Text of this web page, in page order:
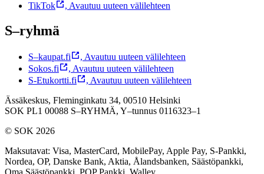
TikTok
, Avautuu uuteen välilehteen
S–ryhmä
S–kaupat.fi , Avautuu uuteen välilehteen
Sokos.fi
, Avautuu uuteen välilehteen
S-Etukortti.fi
, Avautuu uuteen välilehteen
Ässäkeskus, Fleminginkatu 34, 00510 Helsinki
SOK PL1 00088 S–RYHMÄ, Y–tunnus 0116323–1
© SOK 2026
Maksutavat: Visa, MasterCard, MobilePay, Apple Pay, S-Pankki,
Nordea, OP, Danske Bank, Aktia, Ålandsbanken, Säästöpankki,
Oma Säästöpankki, POP Pankki, Walley